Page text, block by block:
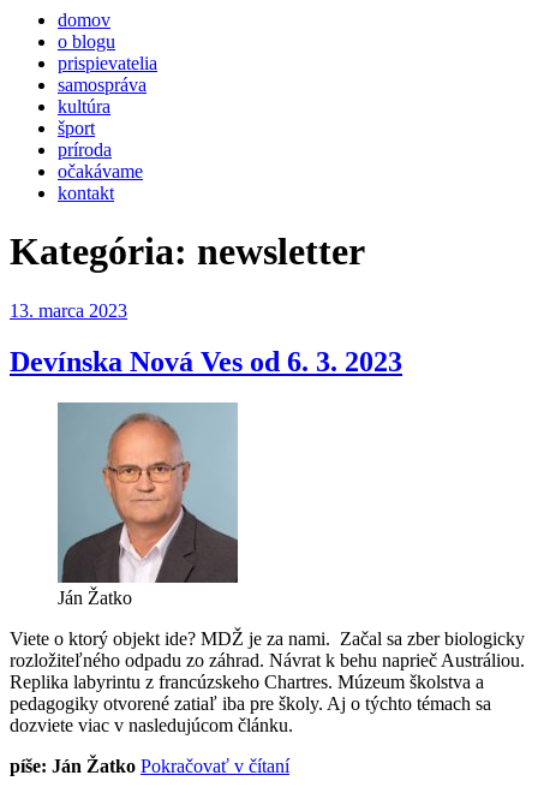
domov
o blogu
prispievatelia
samospráva
kultúra
šport
príroda
očakávame
kontakt
Kategória: newsletter
Publikované
13. marca 2023
Devínska Nová Ves od 6. 3. 2023
Ján Žatko
Viete o ktorý objekt ide? MDŽ je za nami. Začal sa zber biologicky
rozložiteľného odpadu zo záhrad. Návrat k behu naprieč Austráliou.
Replika labyrintu z francúzskeho Chartres. Múzeum školstva a
pedagogiky otvorené zatiaľ iba pre školy. Aj o týchto témach sa
dozviete viac v nasledujúcom článku.
píše: Ján Žatko Pokračovať v čítaní„Devínska